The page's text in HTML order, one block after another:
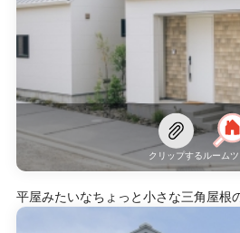
クリップするルーム
平屋みたいなちょっと小さな三角屋根